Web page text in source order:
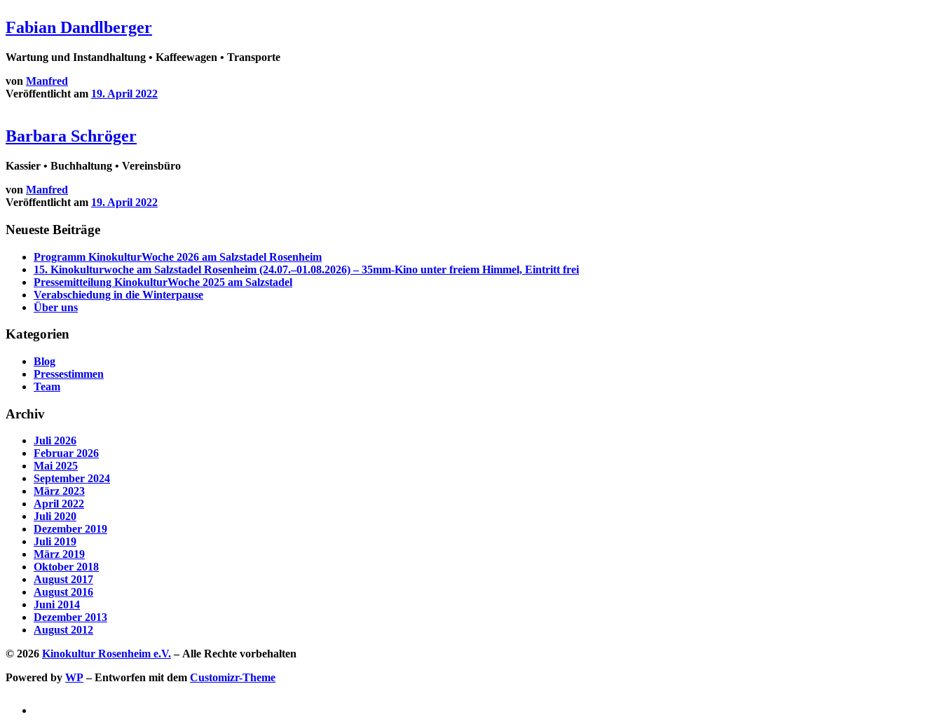
Fabian Dandlberger
Wartung und Instandhaltung • Kaffeewagen • Transporte
von Manfred
Veröffentlicht am 19. April 2022
Barbara Schröger
Kassier • Buchhaltung • Vereinsbüro
von Manfred
Veröffentlicht am 19. April 2022
Neueste Beiträge
Programm KinokulturWoche 2026 am Salzstadel Rosenheim
15. Kinokulturwoche am Salzstadel Rosenheim (24.07.–01.08.2026) – 35mm-Kino unter freiem Himmel, Eintritt frei
Pressemitteilung KinokulturWoche 2025 am Salzstadel
Verabschiedung in die Winterpause
Über uns
Kategorien
Blog
Pressestimmen
Team
Archiv
Juli 2026
Februar 2026
Mai 2025
September 2024
März 2023
April 2022
Juli 2020
Dezember 2019
Juli 2019
März 2019
Oktober 2018
August 2017
August 2016
Juni 2014
Dezember 2013
August 2012
© 2026 Kinokultur Rosenheim e.V.– Alle Rechte vorbehalten
Powered by WP– Entworfen mit dem Customizr-Theme